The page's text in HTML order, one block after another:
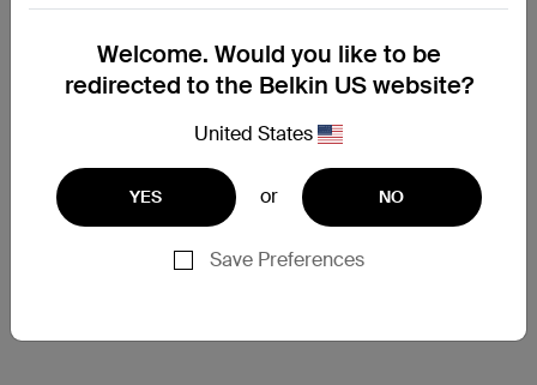
すか？
保証交換申請フォームにご記入いただけれ
ば、サポートチームより手続きのご案内を
保証交換を申請
Welcome. Would you like to be
redirected to the Belkin US website?
United States
YES or NO
Save Preferences